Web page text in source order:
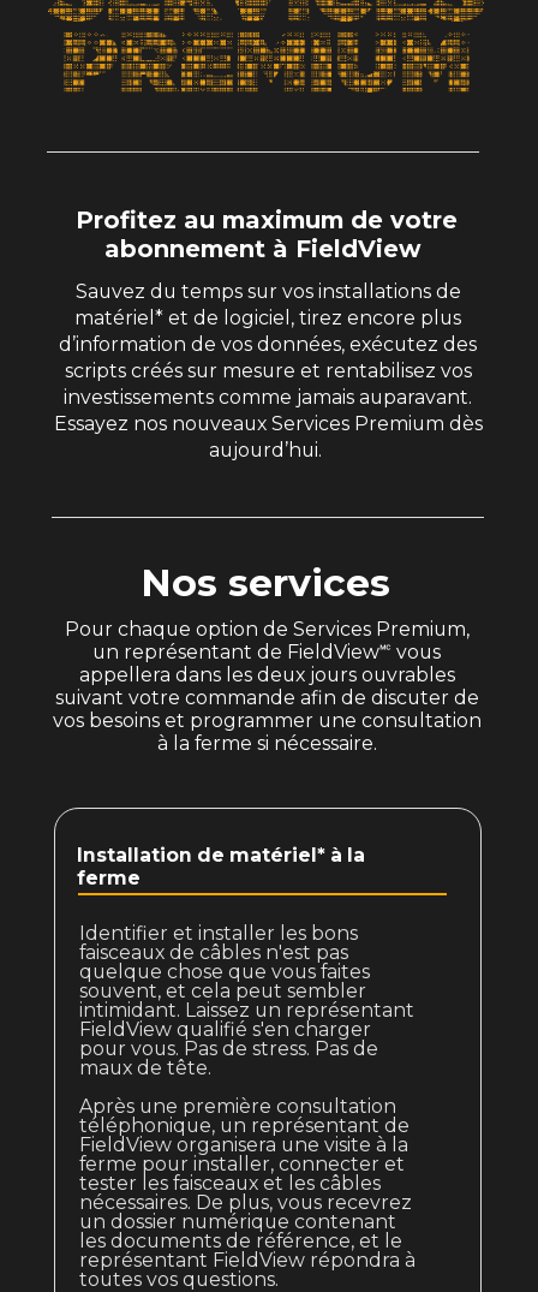
Profitez au maximum de votre
abonnement à FieldView
Sauvez du temps sur vos installations de
matériel* et de logiciel, tirez encore plus
d’information de vos données, exécutez des
scripts créés sur mesure et rentabilisez vos
investissements comme jamais auparavant.
Essayez nos nouveaux Services Premium dès
aujourd’hui.
Nos services
Pour chaque option de Services Premium,
un représentant de FieldView🅪 vous
appellera dans les deux jours ouvrables
suivant votre commande afin de discuter de
vos besoins et programmer une consultation
à la ferme si nécessaire.
Installation de matériel* à la
ferme
Identifier et installer les bons
faisceaux de câbles n'est pas
quelque chose que vous faites
souvent, et cela peut sembler
intimidant. Laissez un représentant
FieldView qualifié s'en charger
pour vous. Pas de stress. Pas de
maux de tête.
Après une première consultation
téléphonique, un représentant de
FieldView organisera une visite à la
ferme pour installer, connecter et
tester les faisceaux et les câbles
nécessaires. De plus, vous recevrez
un dossier numérique contenant
les documents de référence, et le
représentant FieldView répondra à
toutes vos questions.